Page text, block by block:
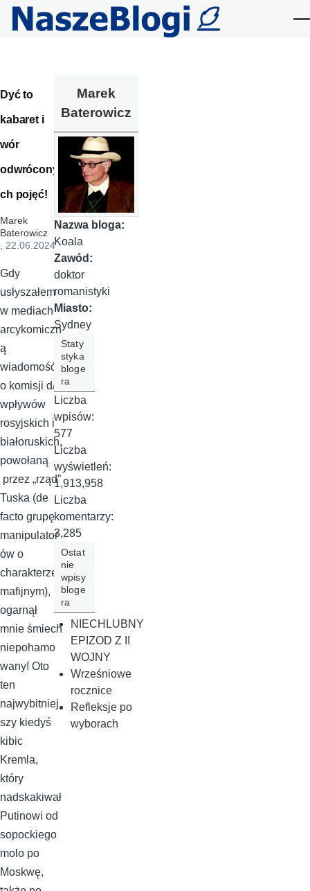
Przejdź do treści
Dyć to
kabaret i
wór
odwrócony
ch pojęć!
Marek
Baterowicz
, 22.06.2024
Gdy
usłyszałem
w mediach
arcykomiczn
ą
wiadomość
o komisji d/s
wpływów
rosyjskich i
białoruskich,
powołaną
przez „rząd”
Tuska (de
facto grupę
manipulator
ów o
charakterze
mafijnym),
ogarnął
mnie śmiech
niepohamo
wany! Oto
ten
najwybitniej
szy kiedyś
kibic
Kremla,
który
nadskakiwał
Putinowi od
sopockiego
molo po
Moskwę,
Marek
Baterowicz
Nazwa bloga:
Koala
Zawód:
doktor
romanistyki
Miasto:
Sydney
Staty
styka
bloge
ra
Liczba
wpisów:
577
Liczba
wyświetleń:
1,913,958
Liczba
komentarzy:
3,285
Ostat
nie
wpisy
bloge
ra
NIECHLUBNY
EPIZOD Z II
WOJNY
Wrześniowe
rocznice
Refleksje po
wyborach